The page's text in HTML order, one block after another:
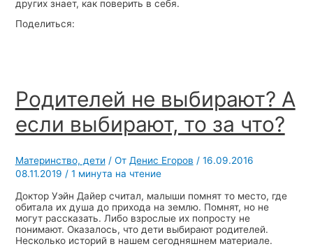
других знает, как поверить в себя.
Поделиться:
Родителей не выбирают? А
если выбирают, то за что?
Материнство, дети / От Денис Егоров / 16.09.2016
08.11.2019 / 1 минута на чтение
Доктор Уэйн Дайер считал, малыши помнят то место, где
обитала их душа до прихода на землю. Помнят, но не
могут рассказать. Либо взрослые их попросту не
понимают. Оказалось, что дети выбирают родителей.
Несколько историй в нашем сегодняшнем материале.